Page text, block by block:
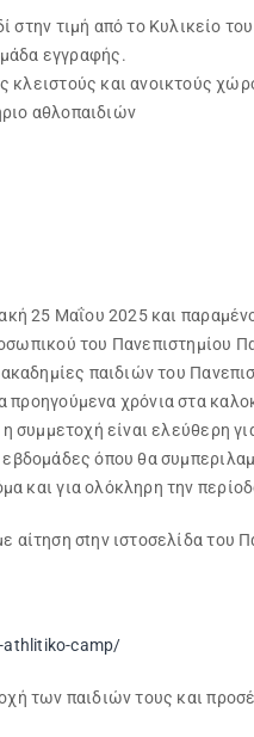
στην τιμή από το Κυλικείο
εγγραφής.
κλειστούς και ανοικτούς
αθλοπαιδιών
25 Μαΐου 2025 και
του
παιδιών του
χρόνια στα
συμμετοχή είναι ελεύθερη
όπου θα
και για ολόκληρη την
αίτηση σtην ιστοσελίδα του
camp/
των παιδιών τους και